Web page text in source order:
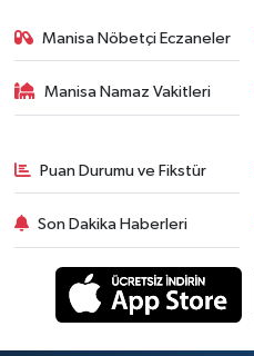
Manisa Nöbetçi Eczaneler
Manisa Namaz Vakitleri
Puan Durumu ve Fikstür
Son Dakika Haberleri